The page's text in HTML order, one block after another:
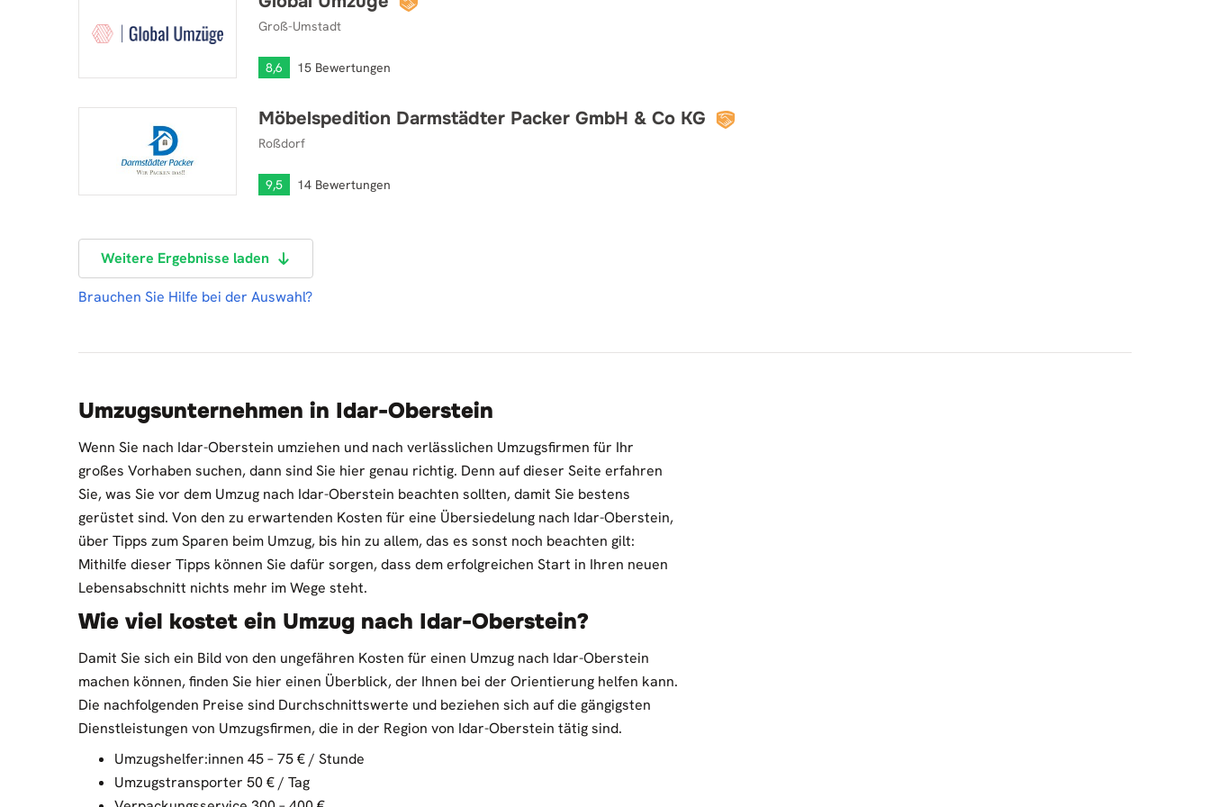
Groß-Umstadt
8,6 15 Bewertungen
Möbelspedition Darmstädter Packer GmbH & Co KG
Roßdorf
9,5 14 Bewertungen
Möbelspedition Darmstädter Packer GmbH & Co KG
Weitere Ergebnisse laden
Brauchen Sie Hilfe bei der Auswahl?
Umzugsunternehmen in Idar-Oberstein
Wenn Sie nach Idar-Oberstein umziehen und nach verlässlichen Umzugsfirmen für Ihr
großes Vorhaben suchen, dann sind Sie hier genau richtig. Denn auf dieser Seite erfahren
Sie, was Sie vor dem Umzug nach Idar-Oberstein beachten sollten, damit Sie bestens
gerüstet sind. Von den zu erwartenden Kosten für eine Übersiedelung nach Idar-Oberstein,
über Tipps zum Sparen beim Umzug, bis hin zu allem, das es sonst noch beachten gilt:
Mithilfe dieser Tipps können Sie dafür sorgen, dass dem erfolgreichen Start in Ihren neuen
Lebensabschnitt nichts mehr im Wege steht.
Wie viel kostet ein Umzug nach Idar-Oberstein?
Damit Sie sich ein Bild von den ungefähren Kosten für einen Umzug nach Idar-Oberstein
machen können, finden Sie hier einen Überblick, der Ihnen bei der Orientierung helfen kann.
Die nachfolgenden Preise sind Durchschnittswerte und beziehen sich auf die gängigsten
Dienstleistungen von Umzugsfirmen, die in der Region von Idar-Oberstein tätig sind.
Umzugshelfer:innen 45 – 75 € / Stunde
Umzugstransporter 50 € / Tag